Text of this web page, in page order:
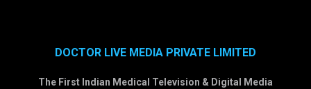
DOCTOR LIVE MEDIA PRIVATE LIMITED
The First Indian Medical Television & Digital Media